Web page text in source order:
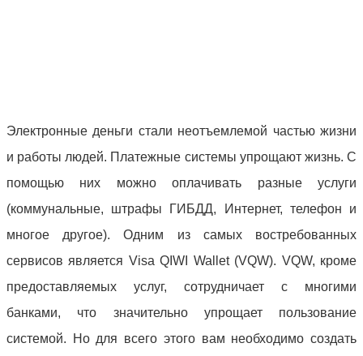
Электронные деньги стали неотъемлемой частью жизни
и работы людей. Платежные системы упрощают жизнь. С
помощью них можно оплачивать разные услуги
(коммунальные, штрафы ГИБДД, Интернет, телефон и
многое другое). Одним из самых востребованных
сервисов является Visa QIWI Wallet (VQW). VQW, кроме
предоставляемых услуг, сотрудничает с многими
банками, что значительно упрощает пользование
системой. Но для всего этого вам необходимо создать